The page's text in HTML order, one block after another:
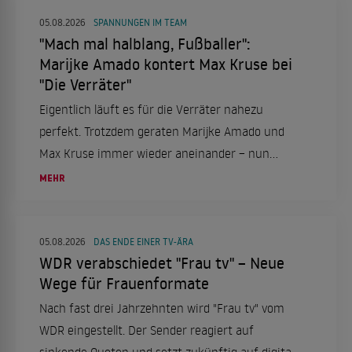
05.08.2026 SPANNUNGEN IM TEAM
"Mach mal halblang, Fußballer":
Marijke Amado kontert Max Kruse bei
"Die Verräter"
Eigentlich läuft es für die Verräter nahezu
perfekt. Trotzdem geraten Marijke Amado und
Max Kruse immer wieder aneinander – nun
schießt sie zurück.
MEHR
05.08.2026 DAS ENDE EINER TV-ÄRA
WDR verabschiedet "Frau tv" – Neue
Wege für Frauenformate
Nach fast drei Jahrzehnten wird "Frau tv" vom
WDR eingestellt. Der Sender reagiert auf